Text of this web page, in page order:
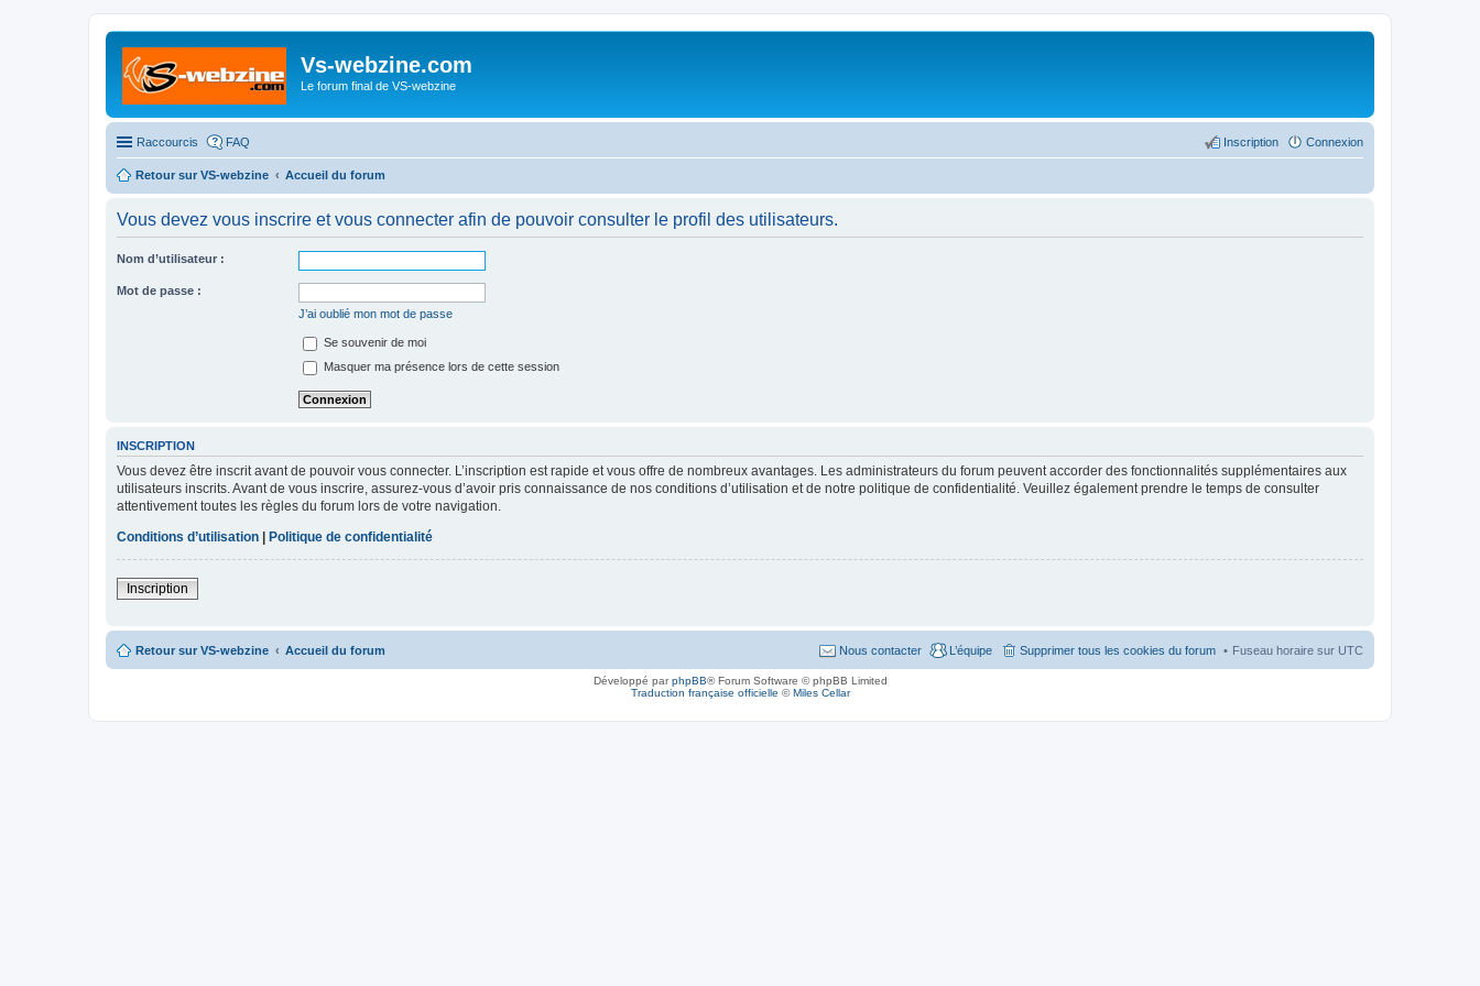
Vs-webzine.com
Le forum final de VS-webzine
Raccourcis FAQ Connexion
Inscription
Retour sur VS-webzine Accueil du forum
Vous devez vous inscrire et vous connecter afin de pouvoir consulter le profil des utilisateurs.
Nom d’utilisateur :
Mot de passe :
J’ai oublié mon mot de passe
Se souvenir de moi
Masquer ma présence lors de cette session
INSCRIPTION
Vous devez être inscrit avant de pouvoir vous connecter. L’inscription est rapide et vous offre de nombreux avantages. Les administrateurs du forum peuvent accorder des fonctionnalités supplémentaires aux
utilisateurs inscrits. Avant de vous inscrire, assurez-vous d’avoir pris connaissance de nos conditions d’utilisation et de notre politique de confidentialité. Veuillez également prendre le temps de consulter
attentivement toutes les règles du forum lors de votre navigation.
Conditions d’utilisation
Politique de confidentialité
Inscription
Retour sur VS-webzine Accueil du forum Fuseau horaire sur UTC
Supprimer tous les cookies du forum
L’équipe
Nous contacter
Développé parphpBB® Forum Software © phpBB Limited
Traduction française officielle ©Miles Cellar